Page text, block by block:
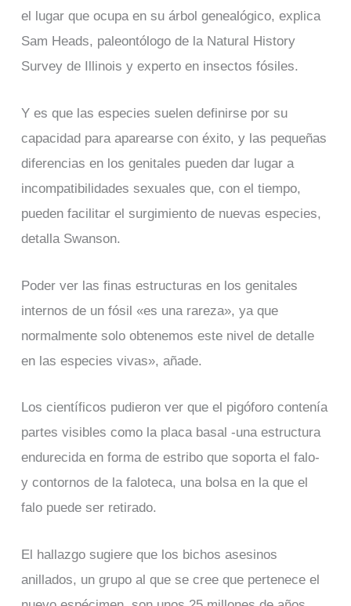
el lugar que ocupa en su árbol genealógico, explica
Sam Heads, paleontólogo de la Natural History
Survey de Illinois y experto en insectos fósiles.
Y es que las especies suelen definirse por su
capacidad para aparearse con éxito, y las pequeñas
diferencias en los genitales pueden dar lugar a
incompatibilidades sexuales que, con el tiempo,
pueden facilitar el surgimiento de nuevas especies,
detalla Swanson.
Poder ver las finas estructuras en los genitales
internos de un fósil «es una rareza», ya que
normalmente solo obtenemos este nivel de detalle
en las especies vivas», añade.
Los científicos pudieron ver que el pigóforo contenía
partes visibles como la placa basal -una estructura
endurecida en forma de estribo que soporta el falo-
y contornos de la faloteca, una bolsa en la que el
falo puede ser retirado.
El hallazgo sugiere que los bichos asesinos
anillados, un grupo al que se cree que pertenece el